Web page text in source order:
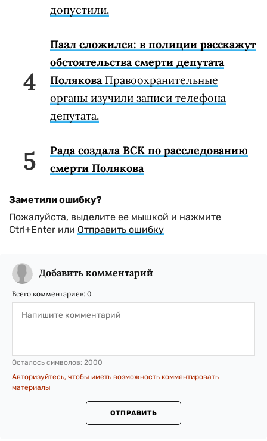
допустили.
Пазл сложился: в полиции расскажут
обстоятельства смерти депутата
ПоляковаПравоохранительные
органы изучили записи телефона
депутата.
Рада создала ВСК по расследованию
смерти Полякова
Заметили ошибку?
Пожалуйста, выделите ее мышкой и нажмите
Ctrl+Enter или Отправить ошибку
Добавить комментарий
Всего комментариев: 0
Осталось символов: 2000
Авторизуйтесь, чтобы иметь возможность комментировать
материалы
ОТПРАВИТЬ